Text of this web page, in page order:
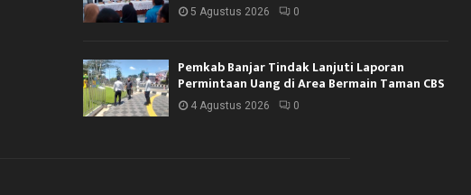
5 Agustus 2026 0
Pemkab Banjar Tindak Lanjuti Laporan
Permintaan Uang di Area Bermain Taman CBS
4 Agustus 2026 0